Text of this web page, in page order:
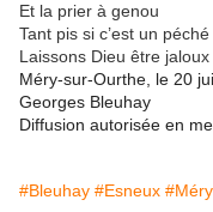
Et la prier à genou
Tant pis si c’est un péché
Laissons Dieu être jaloux
Méry-sur-Ourthe, le 20
Georges Bleuhay
Diffusion autorisée en
#Bleuhay #Esneux #Méry